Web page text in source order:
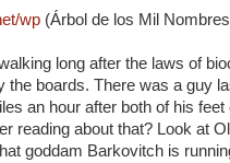
wp (Árbol de los Mil
long after the laws of
the boards. There was a guy
an hour after both of his feet
reading about that? Look at
goddam Barkovitch is